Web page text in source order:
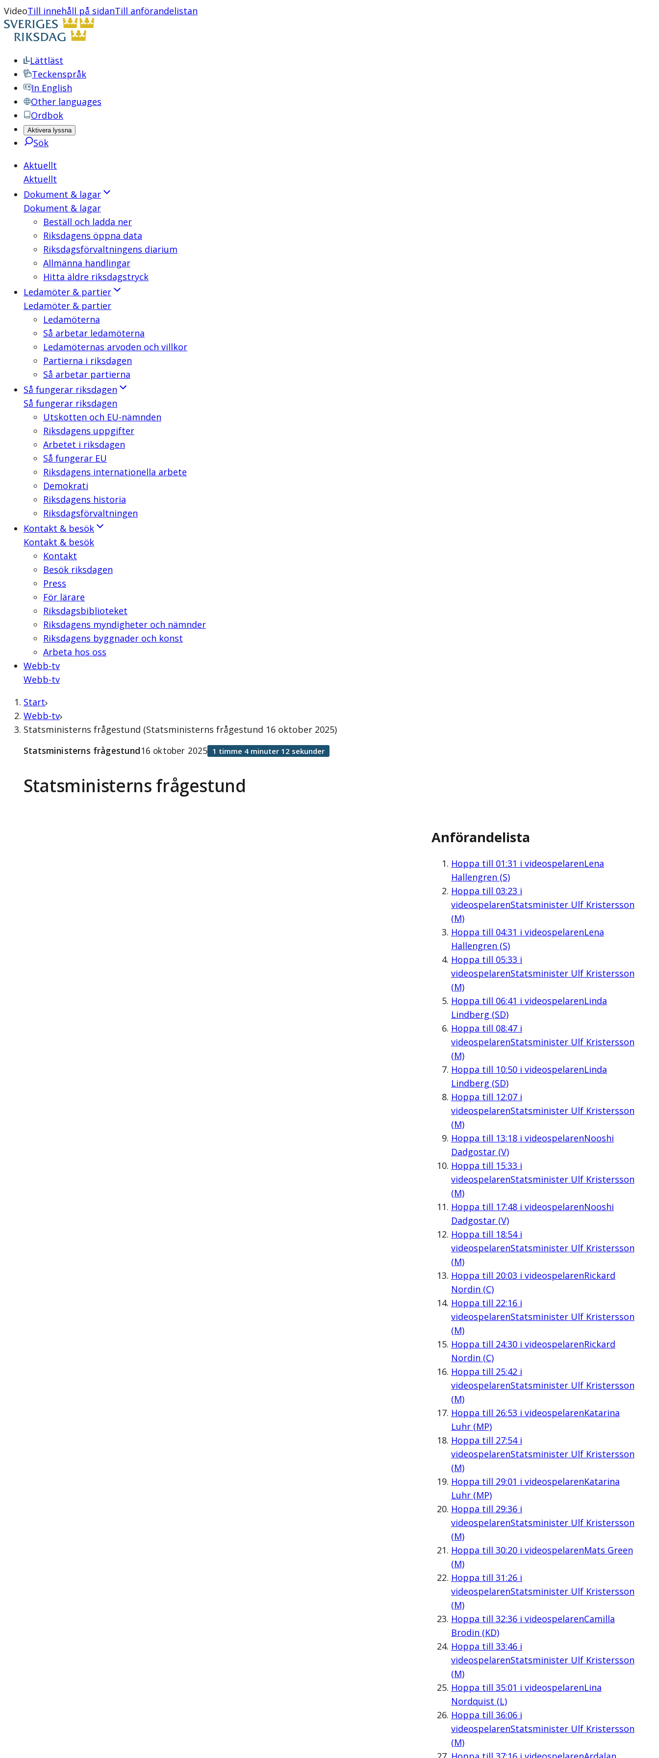
VideoTill innehåll på sidanTill anförandelistan
Lättläst
Teckenspråk
In English
Other languages
Ordbok
Aktivera lyssna
Sök
Aktuellt
Aktuellt
Dokument & lagar
Dokument & lagar
Beställ och ladda ner
Riksdagens öppna data
Riksdagsförvaltningens diarium
Allmänna handlingar
Hitta äldre riksdagstryck
Ledamöter & partier
Ledamöter & partier
Ledamöterna
Så arbetar ledamöterna
Ledamöternas arvoden och villkor
Partierna i riksdagen
Så arbetar partierna
Så fungerar riksdagen
Så fungerar riksdagen
Utskotten och EU-nämnden
Riksdagens uppgifter
Arbetet i riksdagen
Så fungerar EU
Riksdagens internationella arbete
Demokrati
Riksdagens historia
Riksdagsförvaltningen
Kontakt & besök
Kontakt & besök
Kontakt
Besök riksdagen
Press
För lärare
Riksdagsbiblioteket
Riksdagens myndigheter och nämnder
Riksdagens byggnader och konst
Arbeta hos oss
Webb-tv
Webb-tv
Start
Webb-tv
Statsministerns frågestund (Statsministerns frågestund 16 oktober 2025)
Statsministerns frågestund
Statsministerns frågestund16 oktober 2025 1 timme 4 minuter 12 sekunder
Anförandelista
Hoppa till 01:31 i videospelarenLena
Hallengren (S)
Hoppa till 03:23 i
videospelarenStatsminister Ulf Kristersson
(M)
Hoppa till 04:31 i videospelarenLena
Hallengren (S)
Hoppa till 05:33 i
videospelarenStatsminister Ulf Kristersson
(M)
Hoppa till 06:41 i videospelarenLinda
Lindberg (SD)
Hoppa till 08:47i
videospelarenStatsminister Ulf Kristersson
(M)
Hoppa till 10:50i videospelarenLinda
Lindberg (SD)
Hoppa till 12:07i
videospelarenStatsminister Ulf Kristersson
(M)
Hoppa till 13:18i videospelarenNooshi
Dadgostar (V)
Hoppa till 15:33 i
videospelarenStatsminister Ulf Kristersson
(M)
Hoppa till 17:48i videospelarenNooshi
Dadgostar (V)
Hoppa till 18:54i
videospelarenStatsminister Ulf Kristersson
(M)
Hoppa till 20:03 i videospelarenRickard
Nordin (C)
Hoppa till 22:16i
videospelarenStatsminister Ulf Kristersson
(M)
Hoppa till 24:30i videospelarenRickard
Nordin (C)
Hoppa till 25:42 i
videospelarenStatsminister Ulf Kristersson
(M)
Hoppa till 26:53 i videospelarenKatarina
Luhr (MP)
Hoppa till 27:54i
videospelarenStatsminister Ulf Kristersson
(M)
Hoppa till 29:01 i videospelarenKatarina
Luhr (MP)
Hoppa till 29:36i
videospelarenStatsminister Ulf Kristersson
(M)
Hoppa till 30:20i videospelarenMats Green
(M)
Hoppa till 31:26i
videospelarenStatsminister Ulf Kristersson
(M)
Hoppa till 32:36i videospelarenCamilla
Brodin (KD)
Hoppa till 33:46i
videospelarenStatsminister Ulf Kristersson
(M)
Hoppa till 35:01 i videospelarenLina
Nordquist (L)
Hoppa till 36:06i
videospelarenStatsminister Ulf Kristersson
(M)